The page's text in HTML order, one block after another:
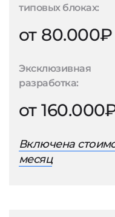
типовых блоках:
от 80.000₽
Эксклюзивная
разработка:
от
Включена
месяц